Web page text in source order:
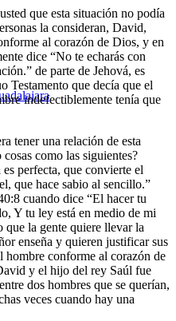
que esta situación no podía
la consideran, David,
al corazón de Dios, y en
dice “No te echarás con
de parte de Jehová, es
Testamento que decía que el
indefectiblemente tenía que
tener una relación de esta
como las siguientes?
perfecta, que convierte el
que hace sabio al sencillo.”
cuando dice “El hacer tu
Y tu ley está en medio de mi
que la gente quiere llevar la
enseña y quieren justificar sus
hombre conforme al corazón de
y el hijo del rey Saúl fue
dos hombres que se querían,
veces cuando hay una